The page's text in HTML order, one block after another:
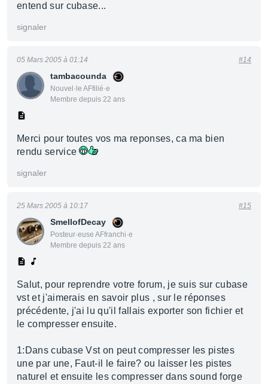
entend sur cubase...
signaler
tambacounda
Nouvel·le AFfilié·e
Membre depuis 22 ans
05 Mars 2005 à 01:14 #14
Merci pour toutes vos ma reponses, ca ma bien
rendu service
signaler
SmellofDecay
Posteur·euse AFfranchi·e
Membre depuis 22 ans
25 Mars 2005 à 10:17 #15
Salut, pour reprendre votre forum, je suis sur cubase
vst et j'aimerais en savoir plus , sur le réponses
précédente, j'ai lu qu'il fallais exporter son fichier et
le compresser ensuite.
1:Dans cubase Vst on peut compresser les pistes
une par une, Faut-il le faire? ou laisser les pistes
naturel et ensuite les compresser dans sound forge